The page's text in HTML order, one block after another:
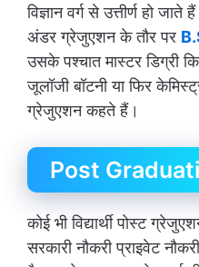
विज्ञान वर्ग से उत्तीर्ण हो
अंडर ग्रेजुएशन के तौर पर
उसके पश्चात मास्टर डिग्री
जूलॉजी बॉटनी या फिर
ग्रेजुएशन कहते हैं।
Post
कोई भी विद्यार्थी पोस्ट
सरकारी नौकरी प्राइवेट